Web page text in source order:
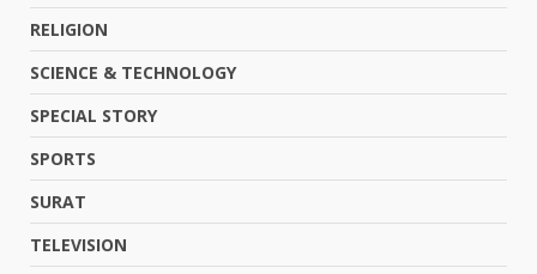
RELIGION
SCIENCE & TECHNOLOGY
SPECIAL STORY
SPORTS
SURAT
TELEVISION